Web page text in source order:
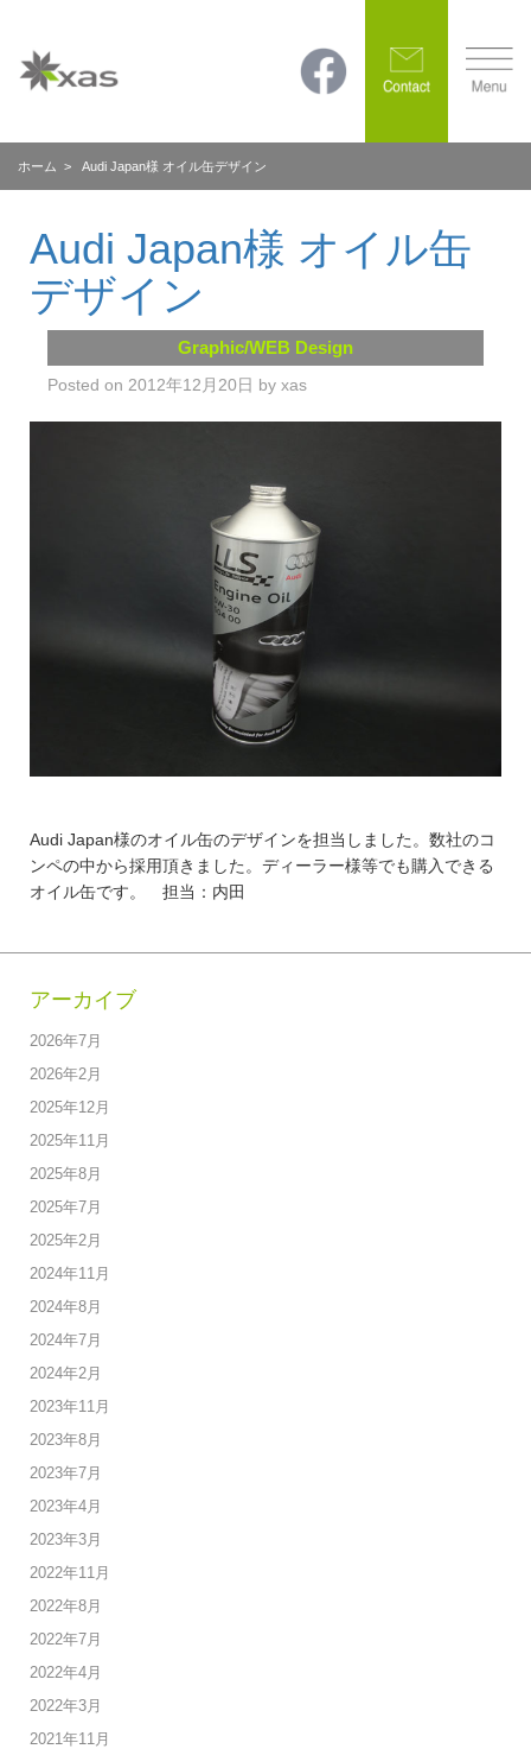
ホーム > Audi Japan様 オイル缶デザイン
Audi Japan様 オイル缶
デザイン
Graphic/WEB Design
Posted on 2012年12月20日 by xas
Audi Japan様のオイル缶のデザインを担当しました。数社のコ
ンペの中から採用頂きました。ディーラー様等でも購入できる
オイル缶です。 担当：内田
アーカイブ
2026年7月
2026年2月
2025年12月
2025年11月
2025年8月
2025年7月
2025年2月
2024年11月
2024年8月
2024年7月
2024年2月
2023年11月
2023年8月
2023年7月
2023年4月
2023年3月
2022年11月
2022年8月
2022年7月
2022年4月
2022年3月
2021年11月